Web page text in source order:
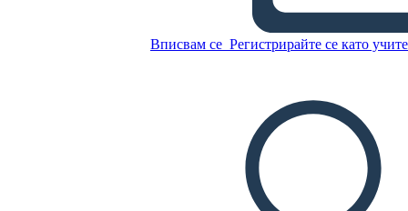
Вписвам се Регистрирайте се като
Копирайте този Storyboard
СЪЗДАЙТЕ СЦЕНАРИЙ